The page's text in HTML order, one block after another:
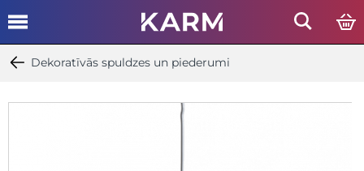
Dekoratīvās spuldzes un piederumi